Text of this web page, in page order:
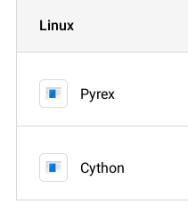
Linux
Pyrex
Cython